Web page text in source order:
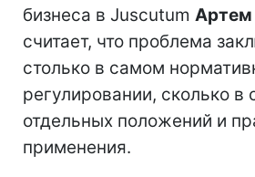
бизнеса в Juscutum Артем
считает, что проблема
столько в самом
регулировании, сколько в
отдельных положений и
применения.